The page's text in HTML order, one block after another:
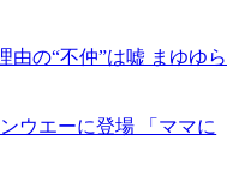
由の“不仲”は嘘 まゆゆら
ウエーに登場 「ママに